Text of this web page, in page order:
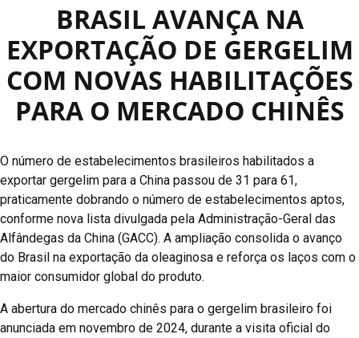
BRASIL AVANÇA NA
EXPORTAÇÃO DE GERGELIM
COM NOVAS HABILITAÇÕES
PARA O MERCADO CHINÊS
O número de estabelecimentos brasileiros habilitados a
exportar gergelim para a China passou de 31 para 61,
praticamente dobrando o número de estabelecimentos aptos,
conforme nova lista divulgada pela Administração-Geral das
Alfândegas da China (GACC). A ampliação consolida o avanço
do Brasil na exportação da oleaginosa e reforça os laços com o
maior consumidor global do produto.
A abertura do mercado chinês para o gergelim brasileiro foi
anunciada em novembro de 2024, durante a visita oficial do